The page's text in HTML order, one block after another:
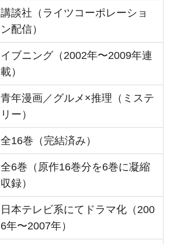
講談社（ライツコーポレーショ
ン配信）
イブニング（2002年〜2009年連
載）
青年漫画／グルメ×推理（ミステ
リー）
全16巻（完結済み）
全6巻（原作16巻分を6巻に凝縮
収録）
日本テレビ系にてドラマ化（200
6年〜2007年）